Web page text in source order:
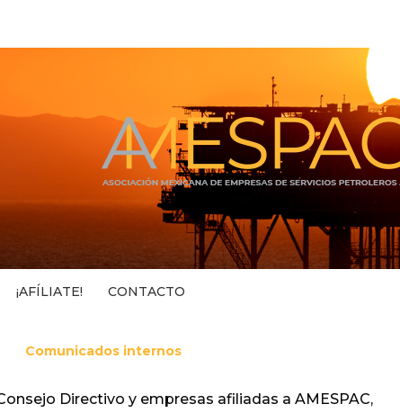
¡AFÍLIATE! CONTACTO
Comunicados internos
Directivo y empresas afiliadas a AMESPAC,